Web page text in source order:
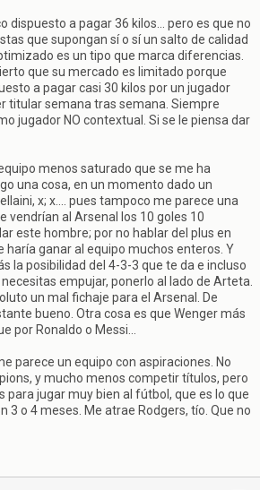
dispuesto a pagar 36 kilos... pero es que no
que supongan sí o sí un salto de calidad
es un tipo que marca diferencias.
que su mercado es limitado porque
a pagar casi 30 kilos por un jugador
titular semana tras semana. Siempre
jugador NO contextual. Si se le piensa dar
menos saturado que se me ha
una cosa, en un momento dado un
x; x.... pues tampoco me parece una
vendrían al Arsenal los 10 goles 10
este hombre; por no hablar del plus en
haría ganar al equipo muchos enteros. Y
la posibilidad del 4-3-3 que te da e incluso
empujar, ponerlo al lado de Arteta.
un mal fichaje para el Arsenal. De
bueno. Otra cosa es que Wenger más
por Ronaldo o Messi...
parece un equipo con aspiraciones. No
y mucho menos competir títulos, pero
para jugar muy bien al fútbol, que es lo que
3 o 4 meses. Me atrae Rodgers, tío. Que no